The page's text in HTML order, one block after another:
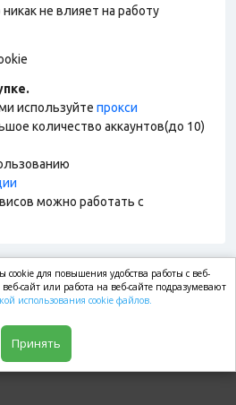
не влияет на работу
используйте прокси
количество аккаунтов(до 10)
можно работать с
cookie для повышения удобства работы с веб-
сайт или работа на веб-сайте подразумевают
использования cookie файлов.
Принять